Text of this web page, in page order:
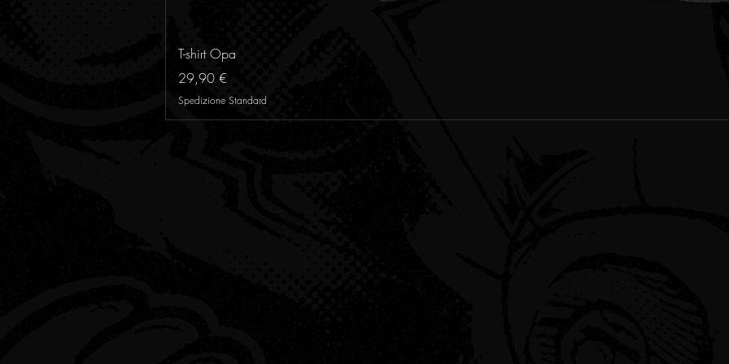
T-shirt Opa
Preis
29,90 €
Spedizione Standard